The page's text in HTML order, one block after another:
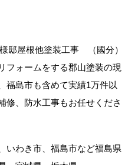
邸屋根他塗装工事 （國分）
フォームをする郡山塗装の現
福島市も含めて実績1万件以
修、防水工事もお任せくださ
いわき市、福島市など福島県